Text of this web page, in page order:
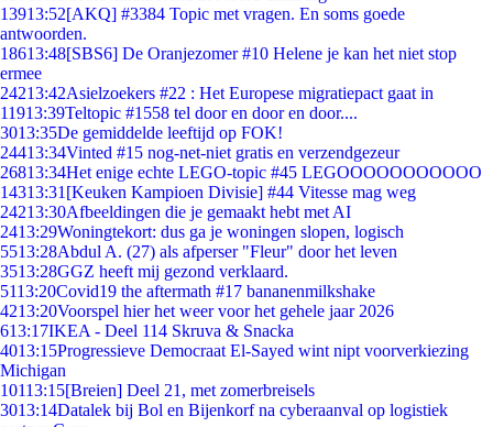
13913:52[AKQ] #3384 Topic met vragen. En soms goede
antwoorden.
18613:48[SBS6] De Oranjezomer #10 Helene je kan het niet stop
ermee
24213:42Asielzoekers #22 : Het Europese migratiepact gaat in
11913:39Teltopic #1558 tel door en door en door....
3013:35De gemiddelde leeftijd op FOK!
24413:34Vinted #15 nog-net-niet gratis en verzendgezeur
26813:34Het enige echte LEGO-topic #45 LEGOOOOOOOOOOO
14313:31 [Keuken Kampioen Divisie] #44 Vitesse mag weg
24213:30Afbeeldingen die je gemaakt hebt met AI
2413:29Woningtekort: dus ga je woningen slopen, logisch
5513:28Abdul A. (27) als afperser "Fleur" door het leven
3513:28GGZ heeft mij gezond verklaard.
5113:20Covid19 the aftermath #17 bananenmilkshake
4213:20Voorspel hier het weer voor het gehele jaar 2026
613:17IKEA - Deel 114 Skruva & Snacka
4013:15Progressieve Democraat El-Sayed wint nipt voorverkiezing
Michigan
10113:15[Breien] Deel 21, met zomerbreisels
3013:14Datalek bij Bol en Bijenkorf na cyberaanval op logistiek